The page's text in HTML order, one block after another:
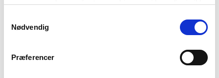
være opmærksom på, at vores hjemmeside muligvis ikke
tilbagetrækker et samtykke.
Nødvendig
Præferencer
Lyst og læring
Pernille Sørensen Lilian